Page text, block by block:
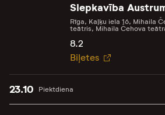
Slepkavība
Rīga, Kaļķu iela 16, Mihaila
teātris, Mihaila Čehova
8.2
Biļetes
Piektdiena
23.10